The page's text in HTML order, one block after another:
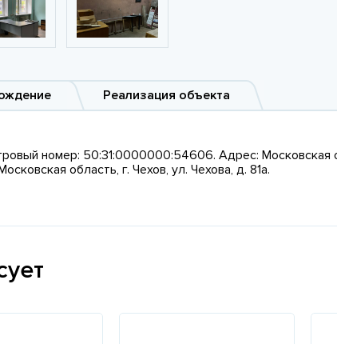
Реализация объекта
номер: 50:31:0000000:54606. Адрес: Московская
область, г. Чехов, ул. Чехова, д. 81а.